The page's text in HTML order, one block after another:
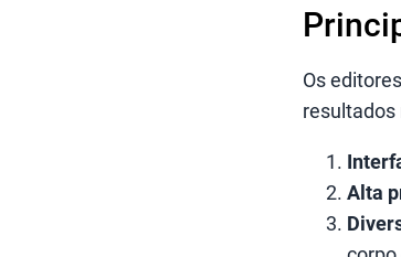
Os
resultados
Alta